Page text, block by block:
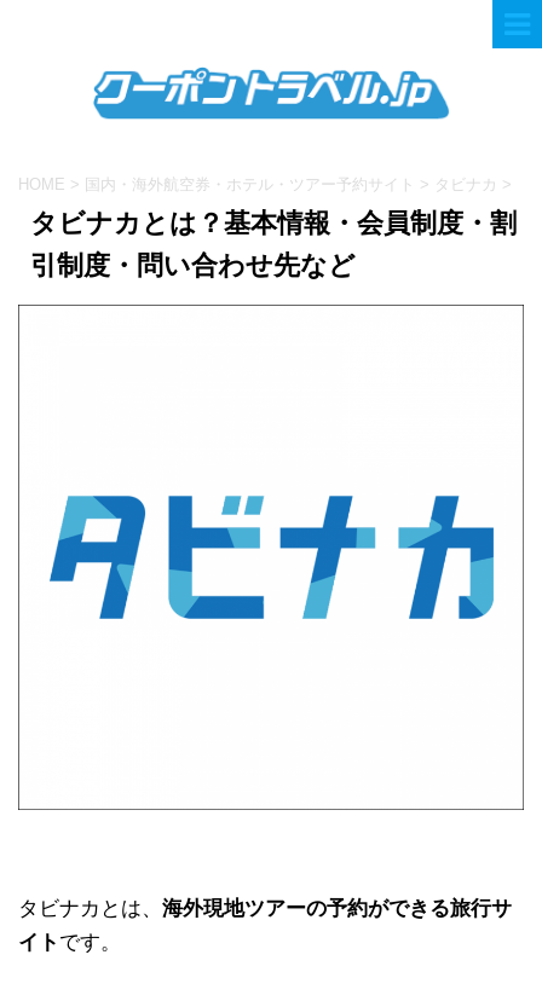
HOME > 国内・海外航空券・ホテル・ツアー予約サイト > タビナカ >
タビナカとは？基本情報・会員制度・割
引制度・問い合わせ先など
タビナカとは、 海外現地ツアーの予約ができる旅行サ
イト です。